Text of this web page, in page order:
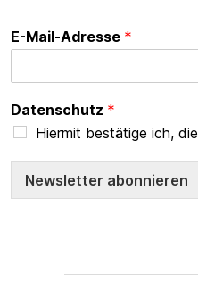
E-Mail-Adresse *
Datenschutz *
Hiermit bestätige ich, die
Newsletter abonnieren